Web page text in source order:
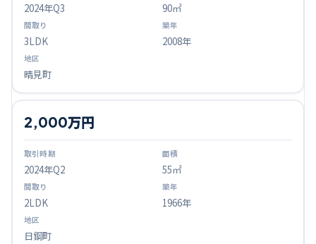
2024年Q3 90㎡
3LDK 2008年
晴見町
2024年Q2
2,000万円
55㎡
2LDK 1966年
日鋼町